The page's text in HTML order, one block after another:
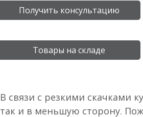
Получить консультацию
Товары на складе
В связи с резкими скачками
так и в меньшую сторону.